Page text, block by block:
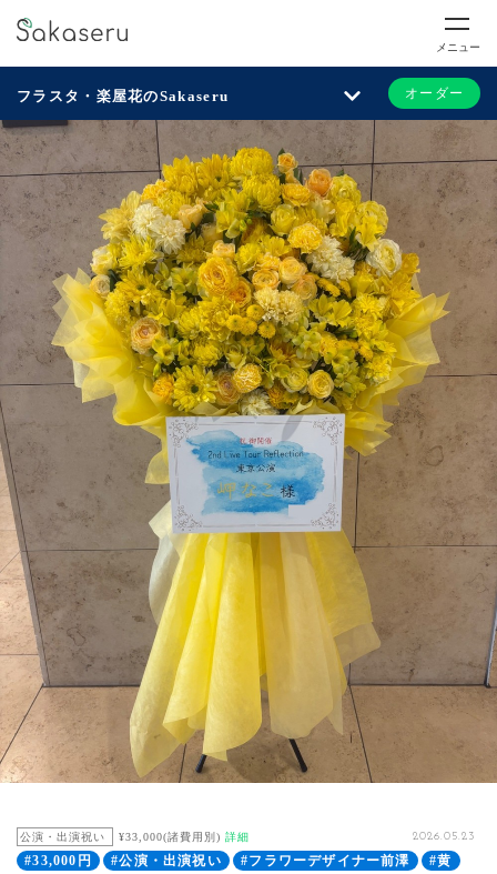
メニュー
フラスタ・楽屋花のSakaseru オーダー
公演・出演祝い ¥33,000(諸費用別) 詳細 2026.05.23
#33,000円 #公演・出演祝い #フラワーデザイナー前澤
#黄